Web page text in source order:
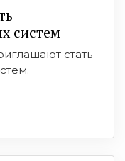
систeм
стать